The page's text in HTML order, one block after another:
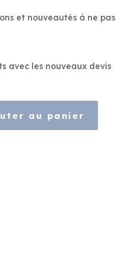
et nouveautés à ne pas
avec les nouveaux devis
au panier